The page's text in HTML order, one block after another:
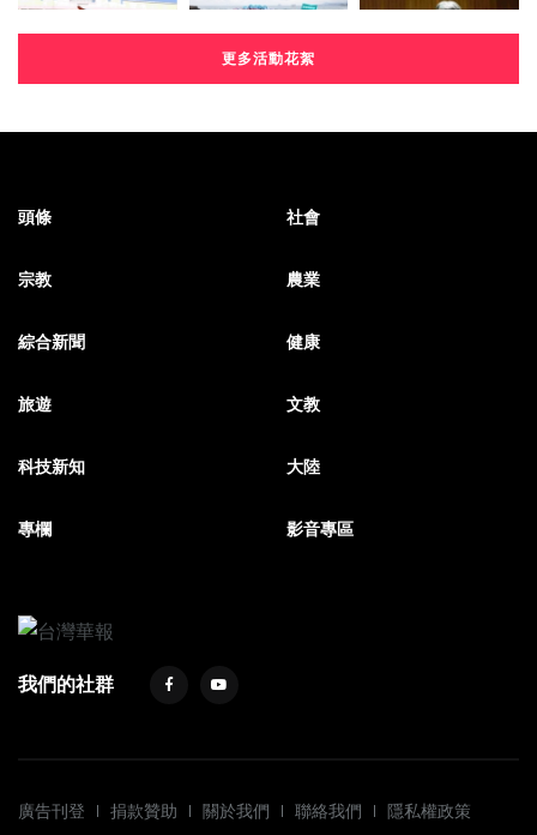
更多活動花絮
頭條 社會
宗教 農業
綜合新聞 健康
旅遊 文教
科技新知 大陸
專欄 影音專區
我們的社群
廣告刊登 捐款贊助 關於我們 聯絡我們 隱私權政策